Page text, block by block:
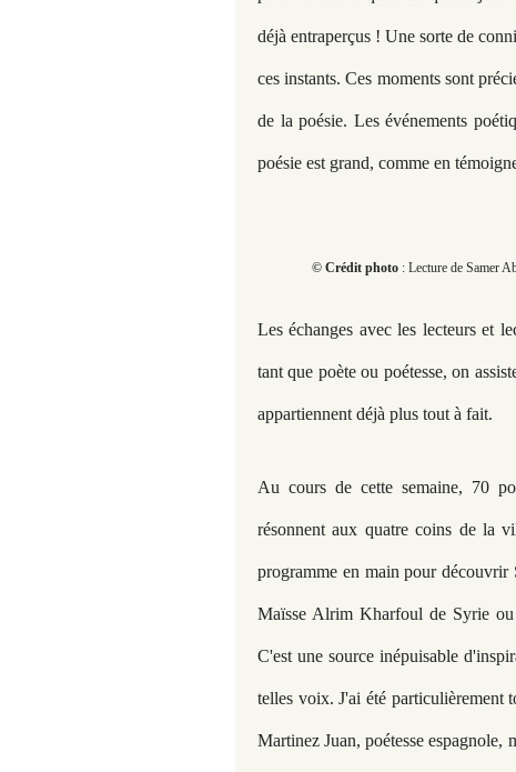
déjà entraperçus ! Une sorte de
ces instants. Ces moments sont
de la poésie. Les événements
poésie est grand, comme en
© Crédit photo : Lecture de Samer
Les échanges avec les lecteurs et
tant que poète ou poétesse, on
appartiennent déjà plus tout à fait.
Au cours de cette semaine, 70
résonnent aux quatre coins de la
programme en main pour
Maïsse Alrim Kharfoul de Syrie
C'est une source inépuisable
telles voix. J'ai été particulièrement
Martinez Juan, poétesse espagnole,